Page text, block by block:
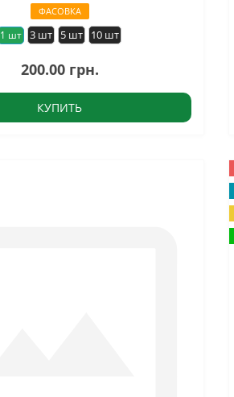
ФАСОВКА
1 шт 3 шт 5 шт 10 шт
200.00 грн.
КУПИТЬ